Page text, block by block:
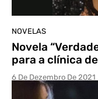
NOVELAS
Novela
para a clínica
6 De Dezembro De 2021